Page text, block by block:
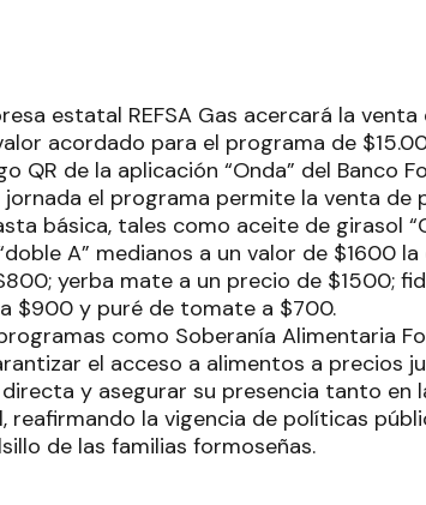
estatal REFSA Gas acercará la
acordado para el programa de
QR de la aplicación “Onda” del Banco
jornada el programa permite la venta
básica, tales como aceite de girasol
A” medianos a un valor de $1600
yerba mate a un precio de $1500;
$900 y puré de tomate a $700.
como Soberanía Alimentaria
el acceso a alimentos a precios
y asegurar su presencia tanto en
reafirmando la vigencia de políticas
de las familias formoseñas.